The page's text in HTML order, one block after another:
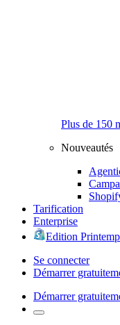
Plus de 150
Nouveautés
Tarification
Enterprise
Edition
Se connecter
Démarrer
Démarrer